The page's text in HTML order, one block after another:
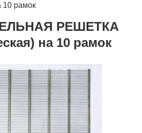
10 рамок
РЕШЕТКА
на 10 рамок